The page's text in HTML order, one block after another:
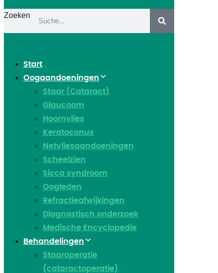
Zoeken
Start
Oogaandoeningen
Staar (Cataract)
Glaucoom
Hoornvlies
Keratoconus
Netvliesaandoeningen
Scheelzien
Sicca syndroom
Oogleden
Refractieafwijkingen
Diagnostisch onderzoek
Medische Encyclopedie
Behandelingen
Staaroperatie
(cataractoperatie)